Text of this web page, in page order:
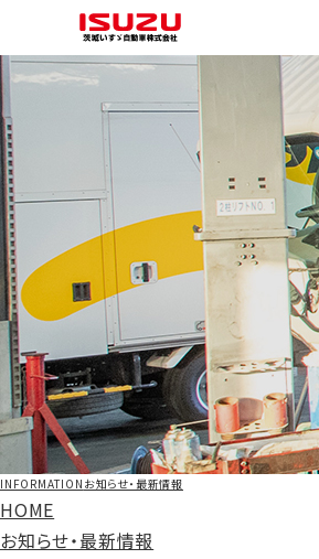
INFORMATION お知らせ・最新情報
HOME
お知らせ・最新情報